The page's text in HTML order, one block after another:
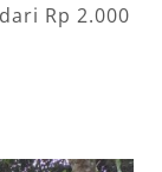
Rp 2.000